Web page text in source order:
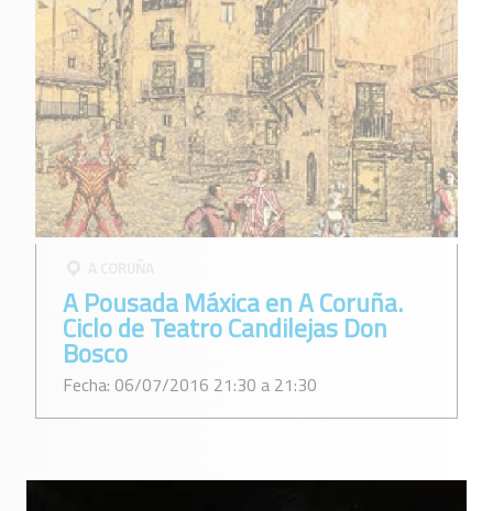
A CORUÑA
A Pousada Máxica en A Coruña.
Ciclo de Teatro Candilejas Don
Bosco
Fecha: 06/07/2016 21:30 a 21:30